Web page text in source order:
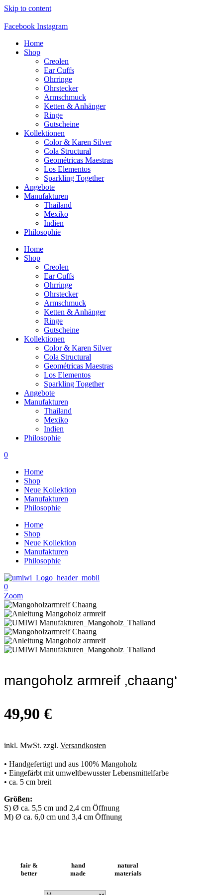
Skip to content
Facebook Instagram
Home
Shop
Creolen
Ear Cuffs
Ohrringe
Ohrstecker
Armschmuck
Ketten & Anhänger
Ringe
Gutscheine
Kollektionen
Color & Karen Silver
Cola Structural
Geométricas Maestras
Los Elementos
Sparkling Together
Angebote
Manufakturen
Thailand
Mexiko
Indien
Philosophie
Home
Shop
Creolen
Ear Cuffs
Ohrringe
Ohrstecker
Armschmuck
Ketten & Anhänger
Ringe
Gutscheine
Kollektionen
Color & Karen Silver
Cola Structural
Geométricas Maestras
Los Elementos
Sparkling Together
Angebote
Manufakturen
Thailand
Mexiko
Indien
Philosophie
0
Home
Shop
Neue Kollektion
Manufakturen
Philosophie
Home
Shop
Neue Kollektion
Manufakturen
Philosophie
0
Zoom
mangoholz armreif ‚chaang‘
49,90 €
inkl. MwSt. zzgl. Versandkosten
• Handgefertigt und aus 100% Mangoholz
• Eingefärbt mit umweltbewusster Lebensmittelfarbe
• ca. 5 cm breit
Größen:
S) Ø ca. 5,5 cm und 2,4 cm Öffnung
M) Ø ca. 6,0 cm und 3,4 cm Öffnung
fair &
better
hand
made
natural
materials